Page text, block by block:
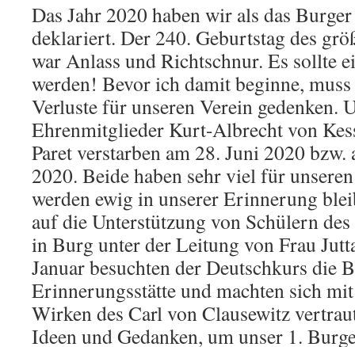
Das Jahr 2020 haben wir als das
deklariert. Der 240. Geburtstag des
war Anlass und Richtschnur. Es sollte
werden! Bevor ich damit beginne,
Verluste für unseren Verein gedenken.
Ehrenmitglieder Kurt-Albrecht von
Paret verstarben am 28. Juni 2020 bzw.
2020. Beide haben sehr viel für
werden ewig in unserer Erinnerung
auf die Unterstützung von Schülern
in Burg unter der Leitung von Frau
Januar besuchten der Deutschkurs die
Erinnerungsstätte und machten sich
Wirken des Carl von Clausewitz
Ideen und Gedanken, um unser 1.